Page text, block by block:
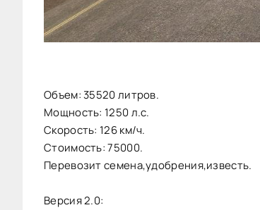
Объем: 35520 литров.
Мощность: 1250 л.с.
Скорость: 126 км/ч.
Стоимость: 75000.
Перевозит семена,удобрения,известь.
Версия 2.0: